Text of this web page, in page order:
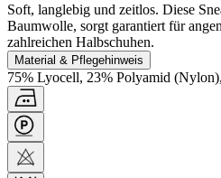
Soft, langlebig und zeitlos. Diese
Baumwolle, sorgt garantiert für
zahlreichen Halbschuhen.
Material & Pflegehinweis
75% Lyocell, 23% Polyamid